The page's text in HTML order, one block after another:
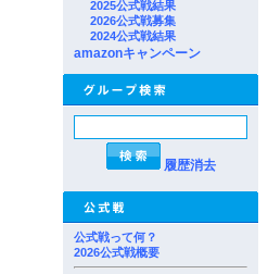
2025公式戦結果
2026公式戦募集
2024公式戦結果
amazonキャンペーン
履歴消去
公式戦って何？
2026公式戦概要